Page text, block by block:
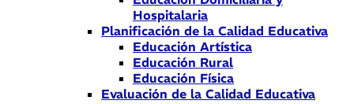
Hospitalaria
Planificación de la Calidad Educativa
Educación Artística
Educación Rural
Educación Física
Evaluación de la Calidad Educativa